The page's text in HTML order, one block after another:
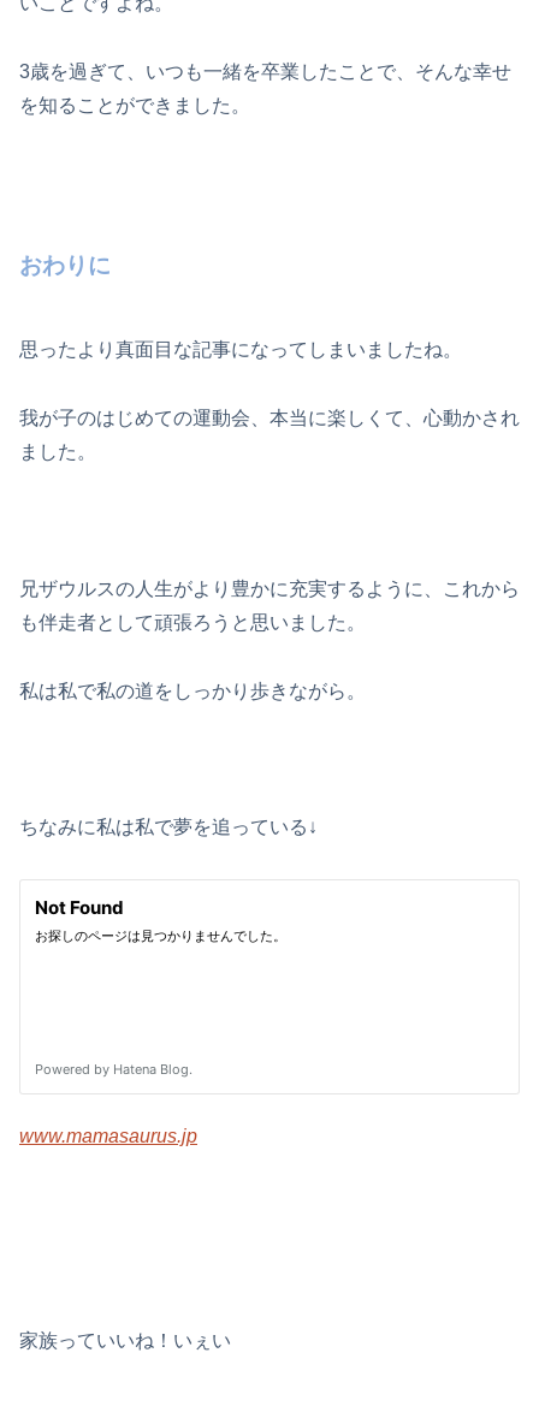
3歳を過ぎて、いつも一緒を卒業したことで、そんな幸せ
を知ることができました。
おわりに
思ったより真面目な記事になってしまいましたね。
我が子のはじめての運動会、本当に楽しくて、心動かされ
ました。
兄ザウルスの人生がより豊かに充実するように、これから
も伴走者として頑張ろうと思いました。
私は私で私の道をしっかり歩きながら。
ちなみに私は私で夢を追っている↓
www.mamasaurus.jp
家族っていいね！いぇい